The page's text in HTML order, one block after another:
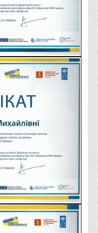
співпраці
та вебінарів
практика)
мистецької роботи